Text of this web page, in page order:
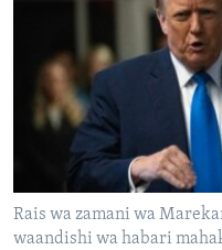
Rais wa zamani wa
waandishi wa habari